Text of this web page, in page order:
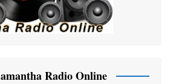
Radio Online